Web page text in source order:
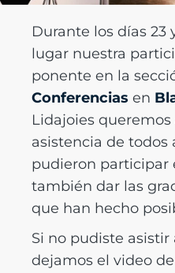
Durante los días
lugar nuestra
ponente en la
Conferencias en
Lidajoies queremos
asistencia de todos
pudieron participar
también dar las
que han hecho
Si no pudiste asistir
dejamos el video